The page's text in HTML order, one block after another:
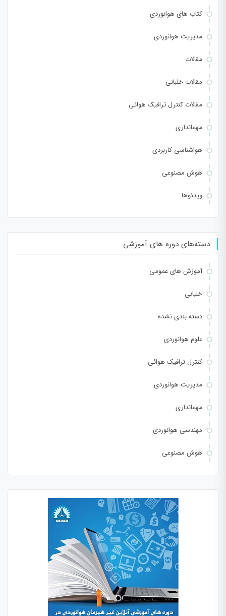
کتاب های هوانوردی
مدیریت هوانوردی
مقالات
مقالات خلبانی
مقالات کنترل ترافیک هوائی
مهمانداری
هواشناسی کاربردی
هوش مصنوعی
ویدئوها
دسته‌های دوره های آموزشی
آموزش های عمومی
خلبانی
دسته بندی نشده
علوم هوانوردی
کنترل ترافیک هوائی
مدیریت هوانوردی
مهمانداری
مهندسی هوانوردی
هوش مصنوعی